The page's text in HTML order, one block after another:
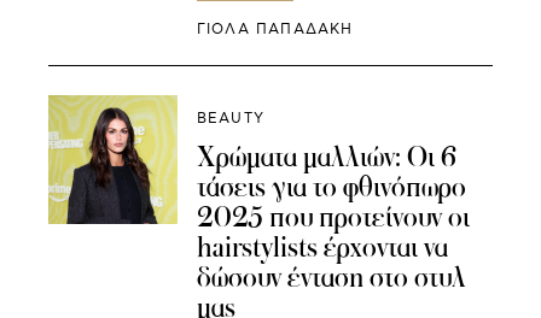
ΓΙΌΛΑ ΠΑΠΑΔΆΚΗ
BEAUTY
Χρώματα μαλλιών: Οι 6
τάσεις για το φθινόπωρο
2025 που προτείνουν οι
hairstylists έρχονται να
δώσουν ένταση στο στυλ
μας